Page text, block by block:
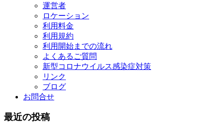
運営者
ロケーション
利用料金
利用規約
利用開始までの流れ
よくあるご質問
新型コロナウイルス感染症対策
リンク
ブログ
お問合せ
最近の投稿